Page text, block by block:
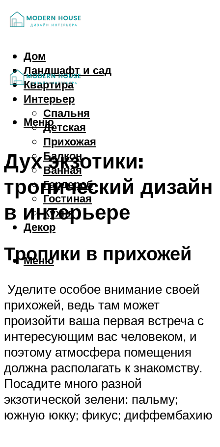
Дом
Ландшафт и сад
Квартира
Интерьер
Спальня
Детская
Прихожая
Балкон
Ванная
Гардероб
Гостиная
Кухня
Декор
Меню
Меню
Дух экзотики:
тропический дизайн
в интерьере
Тропики в прихожей
Уделите особое внимание своей
прихожей, ведь там может
произойти ваша первая встреча с
интересующим вас человеком, и
поэтому атмосфера помещения
должна располагать к знакомству.
Посадите много разной
экзотической зелени: пальму;
южную юкку; фикус; диффембахию